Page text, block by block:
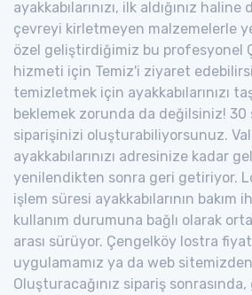
ayakkabılarınızı, ilk aldığınız
çevreyi kirletmeyen malzemelerle
özel geliştirdiğimiz bu profesyonel
hizmeti için Temiz'i ziyaret
temizletmek için ayakkabılarınızı
beklemek zorunda da değilsiniz!
siparişinizi oluşturabiliyorsunuz.
ayakkabılarınızı adresinize kadar
yenilendikten sonra geri getiriyor.
işlem süresi ayakkabılarının bakım
kullanım durumuna bağlı olarak
arası sürüyor. Çengelköy lostra
uygulamamız ya da web
Oluşturacağınız sipariş